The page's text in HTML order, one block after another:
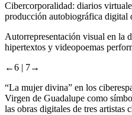
Cibercorporalidad: diarios
producción autobiográfica digital
Autorrepresentación visual en la
hipertextos y videopoemas
←6 | 7→
“La mujer divina” en los
Virgen de Guadalupe como
las obras digitales de tres artistas